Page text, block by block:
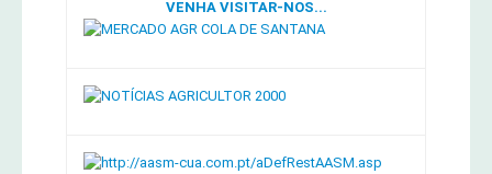
VENHA VISITAR-NOS...